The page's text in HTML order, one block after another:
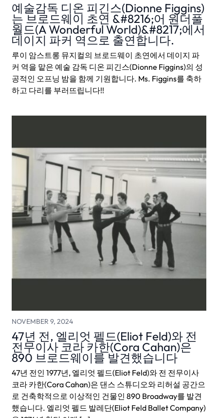
예술감독 디온 피긴스(Dionne Figgins)
는 브로드웨이 초연 &#8216;어 원더풀
월드(A Wonderful World)&#8217;에서
데이지 파커 역으로 출연합니다.
루이 암스트롱 뮤지컬의 브로드웨이 초연에서 데이지 파
커 역을 맡은 예술 감독 디온 피긴스(Dionne Figgins)의 성
공적인 오프닝 밤을 함께 기원합니다. Ms. Figgins를 축하
하고 다리를 부러뜨립니다!!
NOVEMBER 9, 2024
47년 전, 엘리엇 펠드(Eliot Feld)와 전
전무이사 코라 카한(Cora Cahan)은
890 브로드웨이를 발견했습니다
47년 전인 1977년, 엘리엇 펠드(Eliot Feld)와 전 전무이사
코라 카한(Cora Cahan)은 댄스 스튜디오와 리허설 공간으
로 건축학적으로 이상적인 건물인 890 Broadway를 발견
했습니다. 엘리엇 펠드 발레단(Eliot Feld Ballet Company)